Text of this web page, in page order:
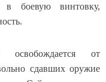
в боевую винтовку,
от
сдавших оружие